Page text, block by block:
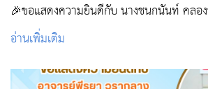
🎉ขอแสดงความยินดีกับ นางชนกนันท์ คลอ
วิทยาลัยพยาบาลบรมราชชนนี สระบุรี)
อ่านเพิ่มเติม